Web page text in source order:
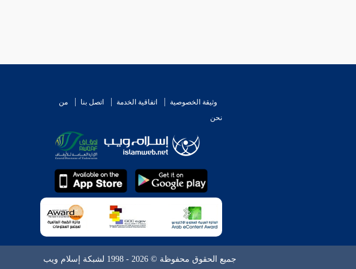
وثيقة الخصوصية اتفاقية الخدمة اتصل بنا
من
نحن
جميع الحقوق محفوظة © 2026 - 1998 لشبكة إسلام ويب